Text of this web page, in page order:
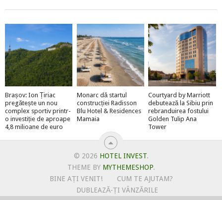
Brașov: Ion Țiriac
pregătește un nou
complex sportiv printr-
o investiție de aproape
4,8 milioane de euro
Monarc dă startul
construcției Radisson
Blu Hotel & Residences
Mamaia
Courtyard by Marriott
debutează la Sibiu prin
rebranduirea fostului
Golden Tulip Ana
Tower
© 2026 HOTEL INVEST.
THEME BY MYTHEMESHOP.
BINE AȚI VENIT!
CUM TE AJUTAM?
DUBLEAZĂ-ȚI VÂNZĂRILE